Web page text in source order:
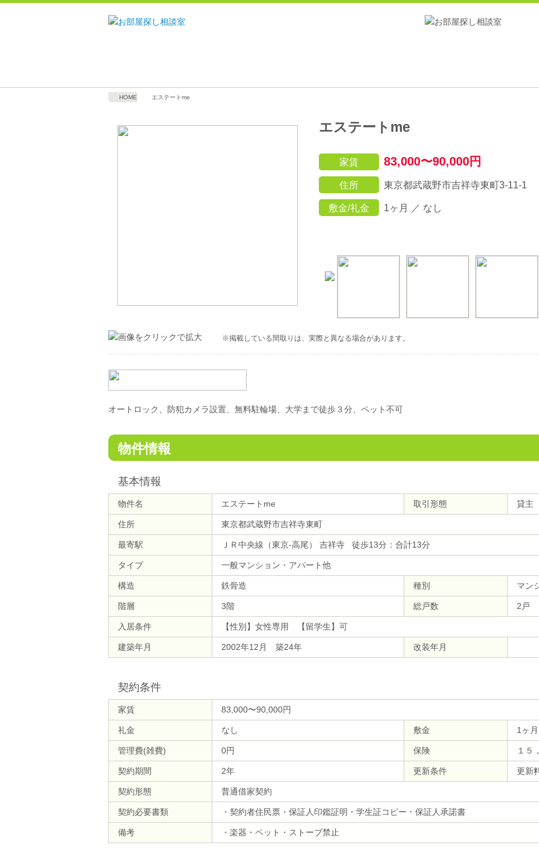
HOME エステートme
エステートme
家賃 83,000〜90,000円
住所 東京都武蔵野市吉祥寺東町3-11-1
敷金/礼金 1ヶ月 ／ なし
※掲載している間取りは、実際と異なる場合があります。
オートロック、防犯カメラ設置、無料駐輪場、大学まで徒歩３分、ペット不可
物件情報
基本情報
物件名 エステートme 取引形態 貸主
住所 東京都武蔵野市吉祥寺東町
最寄駅 ＪＲ中央線（東京-高尾） 吉祥寺 徒歩13分：合計13分
タイプ 一般マンション・アパート他
構造 鉄骨造 種別 マン
階層 3階 総戸数 2戸
入居条件 【性別】女性専用 【留学生】可
建築年月 2002年12月 築24年 改装年月
契約条件
家賃 83,000〜90,000円
礼金 なし 敷金 1ヶ月
管理費(雑費) 0円 保険 １５
契約期間 2年 更新条件 更新
契約形態 普通借家契約
契約必要書類 ・契約者住民票・保証人印鑑証明・学生証コピー・保証人承諾書
備考 ・楽器・ペット・ストーブ禁止